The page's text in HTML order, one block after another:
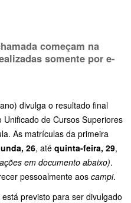
começam na
somente por e-
divulga o resultado final
Unificado de Cursos Superiores
As matrículas da primeira
26, até quinta-feira, 29,
em documento abaixo).
pessoalmente aoscampi.
previsto para ser divulgado